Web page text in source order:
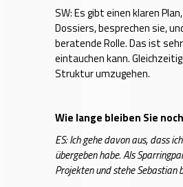
SW: Es gibt einen klaren
Dossiers, besprechen sie,
beratende Rolle. Das ist
eintauchen kann.
Struktur umzugehen.
Wie lange bleiben Sie
ES: Ich gehe davon aus, dass
übergeben habe. Als
Projekten und stehe Sebastian